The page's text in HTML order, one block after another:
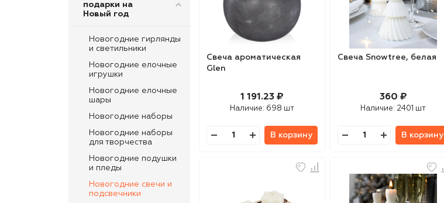
подарки на
Новый год
Новогодние гирлянды
и светильники
Новогодние елочные
игрушки
Новогодние елочные
шары
Новогодние наборы
Новогодние наборы
для творчества
Новогодние подушки
и пледы
Новогодние свечи и
подсвечники
Свеча ароматическая
Glen
1 191.23 ₽
Наличие: 698 шт
В корзину
Свеча Snowtree, белая
360 ₽
Наличие: 2401 шт
В корзину